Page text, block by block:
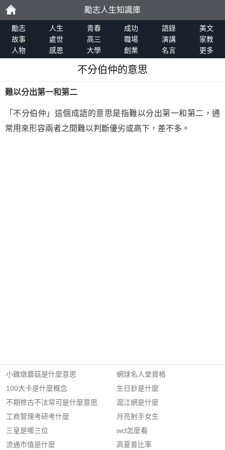
勵
志
勵志人生知識庫
勵志 人生 青春 成功 語錄
美文
故事
處世 高三 職場 演講
家教
人物
感恩 大學 創業 名言 更多
不分伯仲的意思
難以分出第一和第二
「不分伯仲」這個成語的意思是指難以分出第一和第二，通
常用來形容兩者之間難以判斷優劣或高下，差不多。
小雞燉蘑菇是什麼意思
100大卡是什麼概念
不期修古不法常可是什麼意思
工商管理考研考什麼
三皇是哪三位
流通市值是什麼
網球名人堂資格
生日鈔是什麼
滬江網是什麼
月亮射手女生
wcl怎麼看
高夏普比率